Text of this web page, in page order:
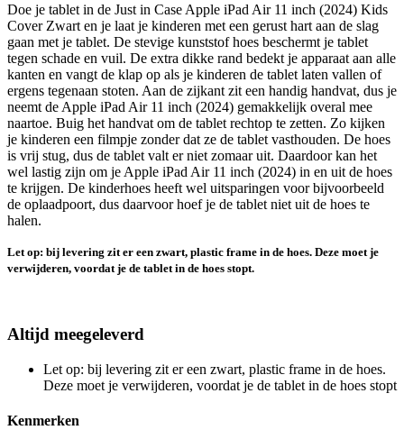
Doe je tablet in de Just in Case Apple iPad Air 11 inch (2024) Kids
Cover Zwart en je laat je kinderen met een gerust hart aan de slag
gaan met je tablet. De stevige kunststof hoes beschermt je tablet
tegen schade en vuil. De extra dikke rand bedekt je apparaat aan alle
kanten en vangt de klap op als je kinderen de tablet laten vallen of
ergens tegenaan stoten. Aan de zijkant zit een handig handvat, dus je
neemt de Apple iPad Air 11 inch (2024) gemakkelijk overal mee
naartoe. Buig het handvat om de tablet rechtop te zetten. Zo kijken
je kinderen een filmpje zonder dat ze de tablet vasthouden. De hoes
is vrij stug, dus de tablet valt er niet zomaar uit. Daardoor kan het
wel lastig zijn om je Apple iPad Air 11 inch (2024) in en uit de hoes
te krijgen. De kinderhoes heeft wel uitsparingen voor bijvoorbeeld
de oplaadpoort, dus daarvoor hoef je de tablet niet uit de hoes te
halen.
Let op: bij levering zit er een zwart, plastic frame in de hoes. Deze moet je
verwijderen, voordat je de tablet in de hoes stopt.
Altijd meegeleverd
Let op: bij levering zit er een zwart, plastic frame in de hoes.
Deze moet je verwijderen, voordat je de tablet in de hoes stopt
Kenmerken